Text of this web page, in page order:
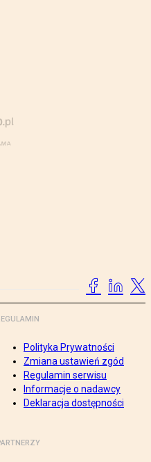
Polityka Prywatności
Zmiana ustawień zgód
Regulamin serwisu
Informacje o nadawcy
Deklaracja dostępności